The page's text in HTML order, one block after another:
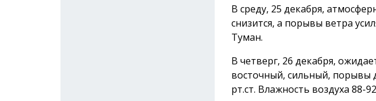
В среду, 25 декабря,
снизится, а порывы ветра
Туман.
В четверг, 26 декабря,
восточный, сильный, порывы
рт.ст. Влажность воздуха 88-